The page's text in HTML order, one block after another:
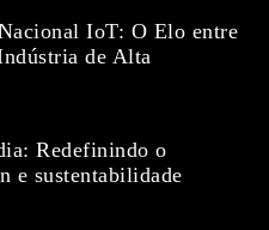
IoT: O Elo entre
de Alta
Redefinindo o
e sustentabilidade